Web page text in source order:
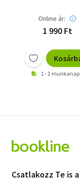
Online ár:
1 990 Ft
1 - 2 munkanap
Csatlakozz Te is